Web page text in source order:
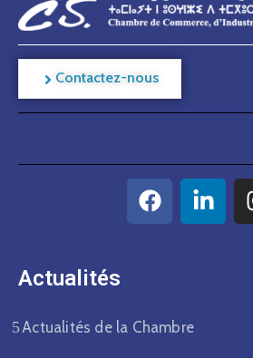
Contactez-nous
Actualités​
Actualités de la Chambre